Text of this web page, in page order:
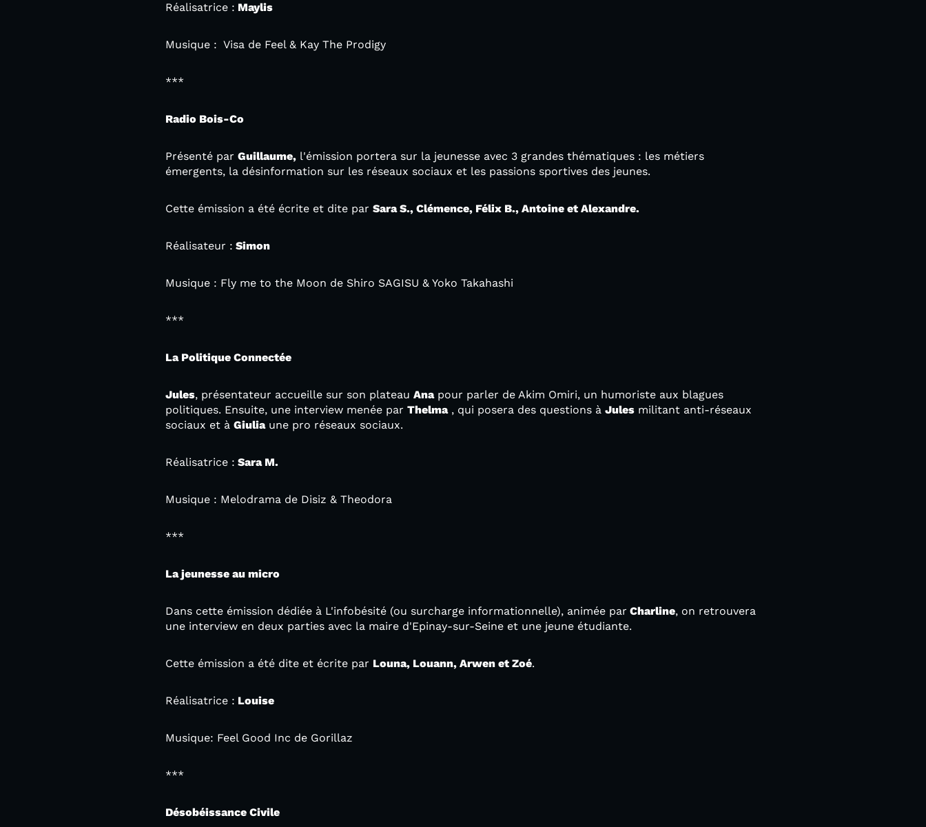
Réalisatrice : Maylis
Musique : Visa de Feel & Kay The Prodigy
***
Radio Bois-Co
Présenté par Guillaume, l'émission portera sur la jeunesse avec 3 grandes thématiques : les métiers
émergents, la désinformation sur les réseaux sociaux et les passions sportives des jeunes.
Cette émission a été écrite et dite par Sara S., Clémence, Félix B., Antoine et Alexandre.
Réalisateur : Simon
Musique : Fly me to the Moon de Shiro SAGISU & Yoko Takahashi
***
La Politique Connectée
Jules, présentateur accueille sur son plateau Anapour parler de Akim Omiri, un humoriste aux blagues
politiques. Ensuite, une interview menée par Thelma, qui posera des questions à Jules militant anti-réseaux
sociaux et à Giuliaune pro réseaux sociaux.
Réalisatrice : Sara M.
Musique : Melodrama de Disiz & Theodora
***
La jeunesse au micro
Dans cette émission dédiée à L'infobésité (ou surcharge informationnelle), animée par Charline, on retrouvera
une interview en deux parties avec la maire d'Epinay-sur-Seine et une jeune étudiante.
Cette émission a été dite et écrite par Louna, Louann, Arwen et Zoé.
Réalisatrice : Louise
Musique: Feel Good Inc de Gorillaz
***
Désobéissance Civile